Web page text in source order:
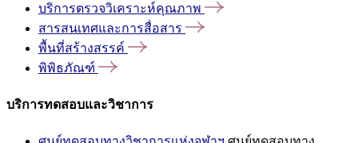
บริการตรวจวิเคราะห์คุณภาพ
สารสนเทศและการสื่อสาร
พื้นที่สร้างสรรค์
พิพิธภัณฑ์
บริการทดสอบและวิชาการ